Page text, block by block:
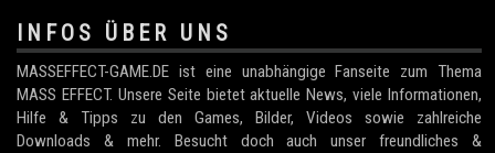
INFOS ÜBER UNS
MASSEFFECT-GAME.DE ist eine unabhängige Fanseite zum Thema
MASS EFFECT. Unsere Seite bietet aktuelle News, viele Informationen,
Hilfe & Tipps zu den Games, Bilder, Videos sowie zahlreiche
Downloads & mehr. Besucht doch auch unser freundliches &